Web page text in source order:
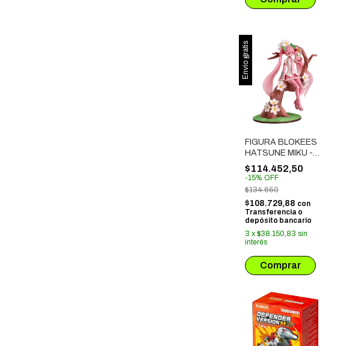
Envío gratis
FIGURA BLOKEES
HATSUNE MIKU -
SAKURA (73507)
$114.452,50
-15% OFF
$134.650
$108.729,88 con
Transferencia o
depósito bancario
3 x $38.150,83 sin
interés